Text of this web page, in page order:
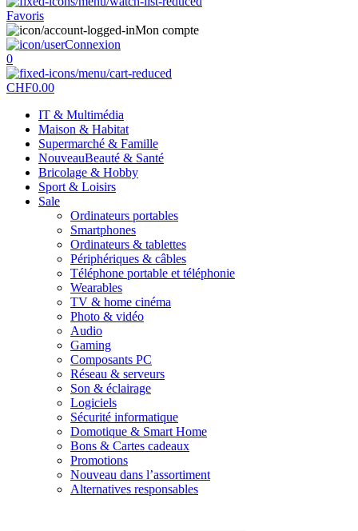
Favoris
Mon compte
Connexion
0
CHF0.00
IT & Multimédia
Maison & Habitat
Supermarché & Famille
NouveauBeauté & Santé
Bricolage & Hobby
Sport & Loisirs
Sale
Ordinateurs portables
Smartphones
Ordinateurs & tablettes
Périphériques & câbles
Téléphone portable et téléphonie
Wearables
TV & home cinéma
Photo & vidéo
Audio
Gaming
Composants PC
Réseau & serveurs
Son & éclairage
Logiciels
Sécurité informatique
Domotique & Smart Home
Bons & Cartes cadeaux
Promotions
Nouveau dans l’assortiment
Alternatives responsables